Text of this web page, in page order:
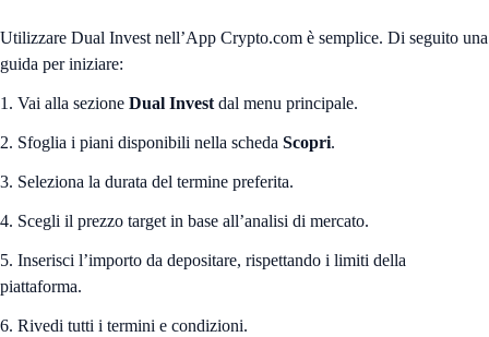
Utilizzare Dual Invest nell’App Crypto.com è semplice. Di seguito una
guida per iniziare:
1. Vai alla sezione Dual Invest dal menu principale.
2. Sfoglia i piani disponibili nella scheda Scopri.
3. Seleziona la durata del termine preferita.
4. Scegli il prezzo target in base all’analisi di mercato.
5. Inserisci l’importo da depositare, rispettando i limiti della
piattaforma.
6. Rivedi tutti i termini e condizioni.